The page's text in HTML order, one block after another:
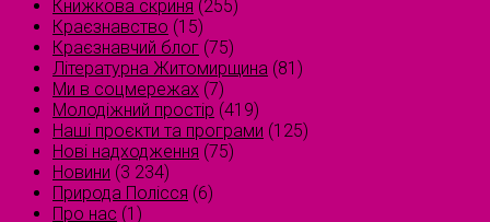
Книжкова скриня (255)
Краєзнавство (15)
Краєзнавчий блог (75)
Літературна Житомирщина (81)
Ми в соцмережах (7)
Молодіжний простір (419)
Наші проєкти та програми (125)
Нові надходження (75)
Новини (3 234)
Природа Полісся (6)
Про нас (1)